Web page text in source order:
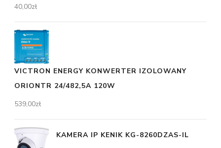
40,00zł
VICTRON ENERGY KONWERTER IZOLOWANY
ORIONTR 24/482,5A 120W
539,00zł
KAMERA IP KENIK KG-8260DZAS-IL